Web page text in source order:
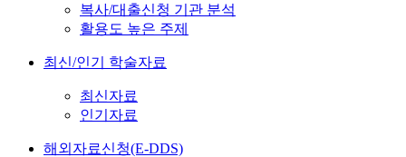
복사/대출신청 기관 분석
활용도 높은 주제
최신/인기 학술자료
최신자료
인기자료
해외자료신청(E-DDS)